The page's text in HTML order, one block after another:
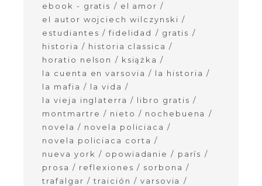
ebook - gratis
el amor
el autor wojciech wilczynski
estudiantes
fidelidad
gratis
historia
historia classica
horatio nelson
książka
la cuenta en varsovia
la historia
la mafia
la vida
la vieja inglaterra
libro gratis
montmartre
nieto
nochebuena
novela
novela policiaca
novela policiaca corta
nueva york
opowiadanie
parís
prosa
reflexiones
sorbona
trafalgar
traición
varsovia